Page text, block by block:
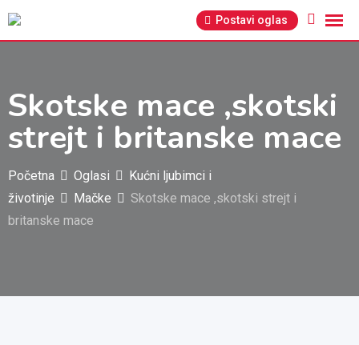
Pređi
Postavi oglas
Skotske mace ,skotski
strejt i britanske mace
Početna Oglasi
Kućni ljubimci i
životinje
Mačke
Skotske mace ,skotski strejt i
britanske mace